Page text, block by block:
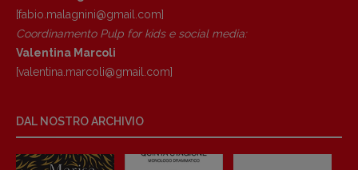
[fabio.malagnini@gmail. com]
Coordinamento Pulp for kids e social media:
Valentina Marcoli
[valentina.marcoli@gmail. com]
DAL NOSTRO ARCHIVIO